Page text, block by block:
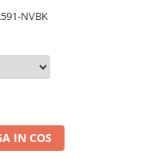
NVBK
IN COS